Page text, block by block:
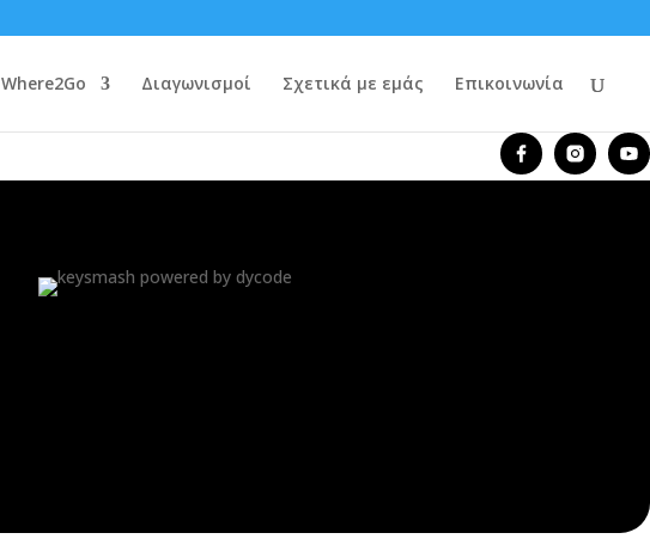
Where2Go Διαγωνισμοί Σχετικά με εμάς Επικοινωνία